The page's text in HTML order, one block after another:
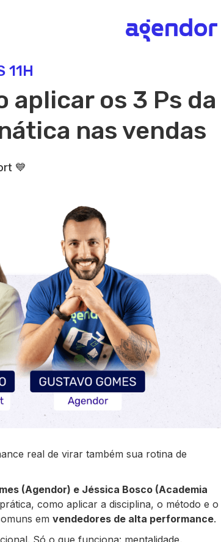
11H
aplicar os 3 Ps da
nas vendas
💙
real de virar também sua rotina de
(Agendor) e Jéssica Bosco (Academia
como aplicar a disciplina, o método e o
em vendedores de alta performance.
Só o que funciona: mentalidade,